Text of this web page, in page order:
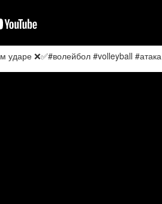
❌✅#волейбол #volleyball #атака